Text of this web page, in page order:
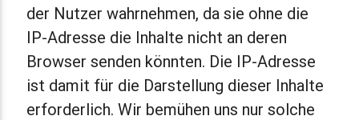
der Nutzer wahrnehmen, da sie ohne die
IP-Adresse die Inhalte nicht an deren
Browser senden könnten. Die IP-Adresse
ist damit für die Darstellung dieser Inhalte
erforderlich. Wir bemühen uns nur solche